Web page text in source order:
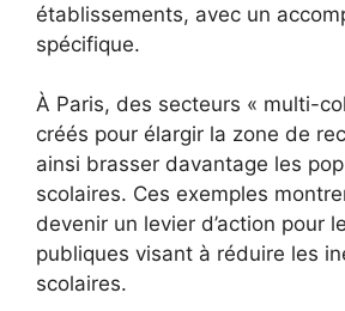
établissements, avec un
spécifique.
À Paris, des secteurs « multi-
créés pour élargir la zone de
ainsi brasser davantage les
scolaires. Ces exemples
devenir un levier d’action pour
publiques visant à réduire les
scolaires.